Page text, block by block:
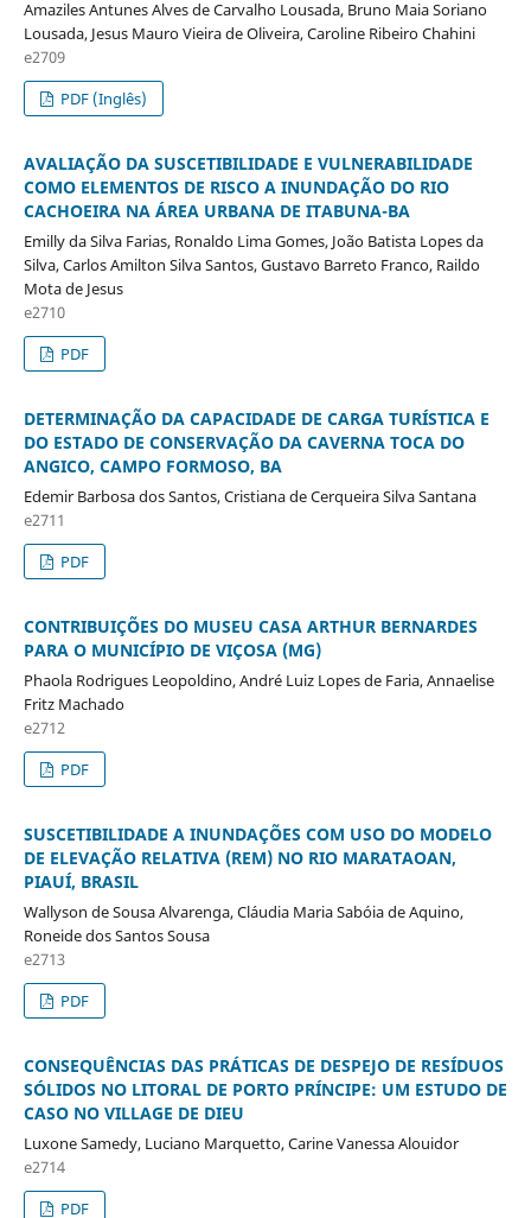
Amaziles Antunes Alves de Carvalho Lousada, Bruno Maia Soriano
Lousada, Jesus Mauro Vieira de Oliveira, Caroline Ribeiro Chahini
e2709
PDF (Inglês)
AVALIAÇÃO DA SUSCETIBILIDADE E VULNERABILIDADE
COMO ELEMENTOS DE RISCO A INUNDAÇÃO DO RIO
CACHOEIRA NA ÁREA URBANA DE ITABUNA-BA
Emilly da Silva Farias, Ronaldo Lima Gomes, João Batista Lopes da
Silva, Carlos Amilton Silva Santos, Gustavo Barreto Franco, Raildo
Mota de Jesus
e2710
PDF
DETERMINAÇÃO DA CAPACIDADE DE CARGA TURÍSTICA E
DO ESTADO DE CONSERVAÇÃO DA CAVERNA TOCA DO
ANGICO, CAMPO FORMOSO, BA
Edemir Barbosa dos Santos, Cristiana de Cerqueira Silva Santana
e2711
PDF
CONTRIBUIÇÕES DO MUSEU CASA ARTHUR BERNARDES
PARA O MUNICÍPIO DE VIÇOSA (MG)
Phaola Rodrigues Leopoldino, André Luiz Lopes de Faria, Annaelise
Fritz Machado
e2712
PDF
SUSCETIBILIDADE A INUNDAÇÕES COM USO DO MODELO
DE ELEVAÇÃO RELATIVA (REM) NO RIO MARATAOAN,
PIAUÍ, BRASIL
Wallyson de Sousa Alvarenga, Cláudia Maria Sabóia de Aquino,
Roneide dos Santos Sousa
e2713
PDF
CONSEQUÊNCIAS DAS PRÁTICAS DE DESPEJO DE RESÍDUOS
SÓLIDOS NO LITORAL DE PORTO PRÍNCIPE: UM ESTUDO DE
CASO NO VILLAGE DE DIEU
Luxone Samedy, Luciano Marquetto, Carine Vanessa Alouidor
e2714
PDF